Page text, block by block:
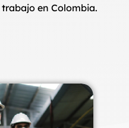
en Colombia.